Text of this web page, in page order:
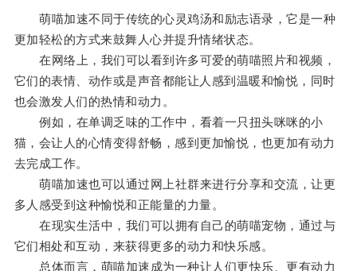
萌喵加速不同于传统的心灵鸡汤和励志语录，它是一种
更加轻松的方式来鼓舞人心并提升情绪状态。
在网络上，我们可以看到许多可爱的萌喵照片和视频，
它们的表情、动作或是声音都能让人感到温暖和愉悦，同时
也会激发人们的热情和动力。
例如，在单调乏味的工作中，看着一只扭头咪咪的小
猫，会让人的心情变得舒畅，感到更加愉悦，也更加有动力
去完成工作。
萌喵加速也可以通过网上社群来进行分享和交流，让更
多人感受到这种愉悦和正能量的力量。
在现实生活中，我们可以拥有自己的萌喵宠物，通过与
它们相处和互动，来获得更多的动力和快乐感。
总体而言，萌喵加速成为一种让人们更快乐、更有动力